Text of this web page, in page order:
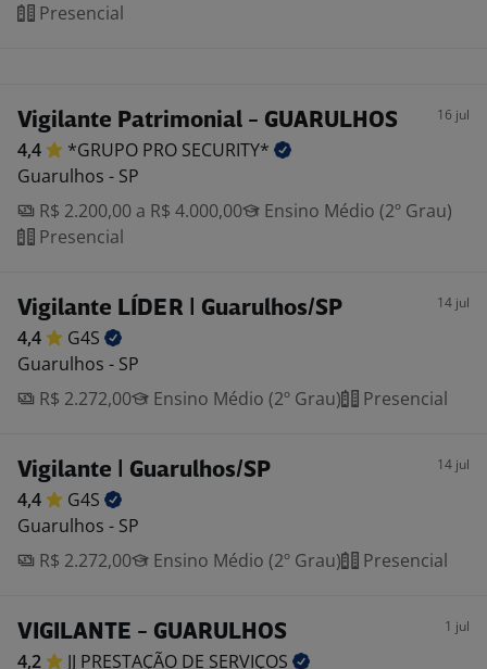
Presencial
Vigilante Patrimonial - GUARULHOS 16 jul
4,4 *GRUPO PRO SECURITY*
Guarulhos - SP
R$ 2.200,00 a R$ 4.000,00
Ensino Médio (2º Grau)
Presencial
Vigilante LÍDER | Guarulhos/SP 14 jul
4,4
G4S
Guarulhos - SP
R$ 2.272,00
Ensino Médio (2º Grau) Presencial
Vigilante | Guarulhos/SP 14 jul
4,4
G4S
Guarulhos - SP
R$ 2.272,00
Ensino Médio (2º Grau) Presencial
VIGILANTE - GUARULHOS 1 jul
4,2 JJ PRESTAÇÃO DE SERVIÇOS